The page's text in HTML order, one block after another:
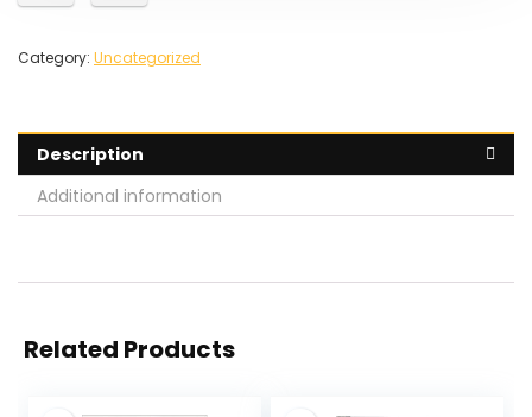
Category: Uncategorized
Description
Additional information
Related Products